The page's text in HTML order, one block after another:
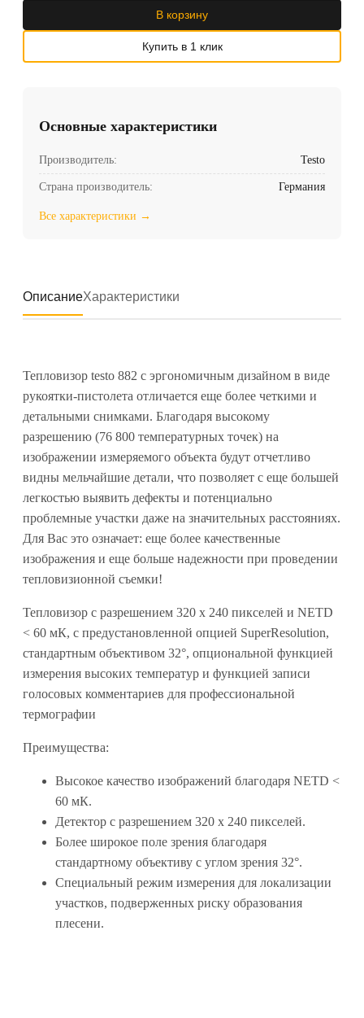
В корзину
Купить в 1 клик
Основные характеристики
Производитель: Testo
Страна производитель: Германия
Все характеристики →
ОписаниеХарактеристики
Тепловизор testo 882 с эргономичным дизайном в виде
рукоятки-пистолета отличается еще более четкими и
детальными снимками. Благодаря высокому
разрешению (76 800 температурных точек) на
изображении измеряемого объекта будут отчетливо
видны мельчайшие детали, что позволяет с еще большей
легкостью выявить дефекты и потенциально
проблемные участки даже на значительных расстояниях.
Для Вас это означает: еще более качественные
изображения и еще больше надежности при проведении
тепловизионной съемки!
Тепловизор с разрешением 320 x 240 пикселей и NETD
< 60 мК, с предустановленной опцией SuperResolution,
стандартным объективом 32°, опциональной функцией
измерения высоких температур и функцией записи
голосовых комментариев для профессиональной
термографии
Преимущества:
Высокое качество изображений благодаря NETD <
60 мК.
Детектор с разрешением 320 x 240 пикселей.
Более широкое поле зрения благодаря
стандартному объективу с углом зрения 32°.
Специальный режим измерения для локализации
участков, подверженных риску образования
плесени.